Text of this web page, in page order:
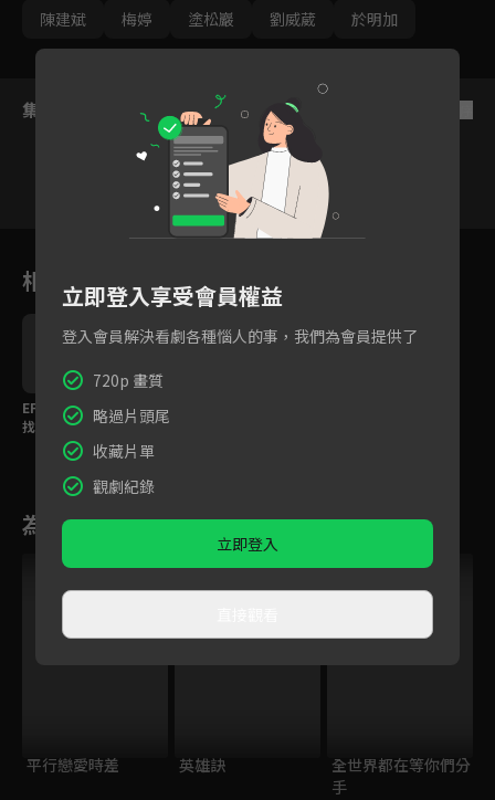
陳建斌 梅婷 塗松巖 劉威葳 於明加
集數列表
20 21 22
相關花絮
EP40精華：飄洋過海來
找妳！陳建斌示範成熟
為您推薦
平行戀愛時差 英雄訣
全世界都在等你們分
手
立即登入享受會員權益
登入會員解決看劇各種惱人的事，我們為會員提供了
720p 畫質
略過片頭尾
收藏片單
觀劇紀錄
立即登入